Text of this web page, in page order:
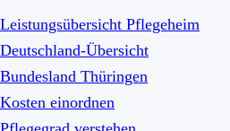
Leistungsübersicht Pflegeheim
Deutschland-Übersicht
Bundesland Thüringen
Kosten einordnen